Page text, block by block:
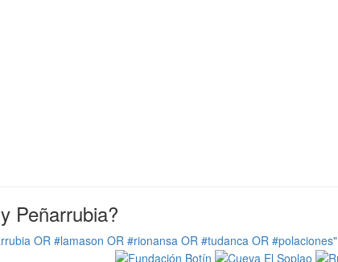
Peñarrubia?
OR #lamason OR #rionansa OR #tudanca OR #polaciones"